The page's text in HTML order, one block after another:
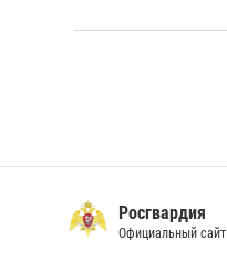
Росгвардия
Официальный сайт